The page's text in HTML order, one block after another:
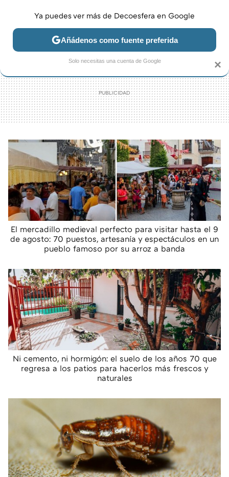
JARDÍN Y TERRAZA SALÓN DORMITORIO COCINA
El mercadillo medieval perfecto para visitar hasta el 9
de agosto: 70 puestos, artesanía y espectáculos en un
pueblo famoso por su arroz a banda
Ni cemento, ni hormigón: el suelo de los años 70 que
regresa a los patios para hacerlos más frescos y
naturales
×
Ya puedes ver más de Decoesfera en Google
Añádenos como fuente preferida
Solo necesitas una cuenta de Google